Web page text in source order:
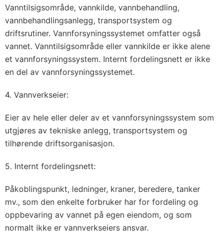
Vanntilsigsområde, vannkilde, vannbehandling,
vannbehandlingsanlegg, transportsystem og
driftsrutiner. Vannforsyningssystemet omfatter også
vannet. Vanntilsigsområde eller vannkilde er ikke alene
et vannforsyningssystem. Internt fordelingsnett er ikke
en del av vannforsyningssystemet.
4. Vannverkseier:
Eier av hele eller deler av et vannforsyningssystem som
utgjøres av tekniske anlegg, transportsystem og
tilhørende driftsorganisasjon.
5. Internt fordelingsnett:
Påkoblingspunkt, ledninger, kraner, beredere, tanker
mv., som den enkelte forbruker har for fordeling og
oppbevaring av vannet på egen eiendom, og som
normalt ikke er vannverkseiers ansvar.